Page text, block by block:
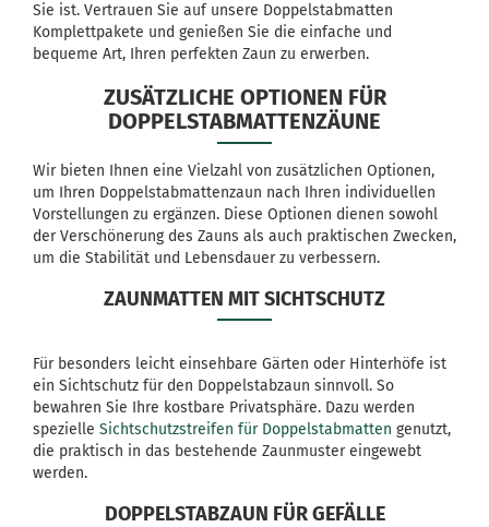
Sie ist. Vertrauen Sie auf unsere Doppelstabmatten
Komplettpakete und genießen Sie die einfache und
bequeme Art, Ihren perfekten Zaun zu erwerben.
ZUSÄTZLICHE OPTIONEN FÜR
DOPPELSTABMATTENZÄUNE
Wir bieten Ihnen eine Vielzahl von zusätzlichen Optionen,
um Ihren Doppelstabmattenzaun nach Ihren individuellen
Vorstellungen zu ergänzen. Diese Optionen dienen sowohl
der Verschönerung des Zauns als auch praktischen Zwecken,
um die Stabilität und Lebensdauer zu verbessern.
ZAUNMATTEN MIT SICHTSCHUTZ
Für besonders leicht einsehbare Gärten oder Hinterhöfe ist
ein Sichtschutz für den Doppelstabzaun sinnvoll. So
bewahren Sie Ihre kostbare Privatsphäre. Dazu werden
spezielle Sichtschutzstreifen für Doppelstabmatten genutzt,
die praktisch in das bestehende Zaunmuster eingewebt
werden.
DOPPELSTABZAUN FÜR GEFÄLLE